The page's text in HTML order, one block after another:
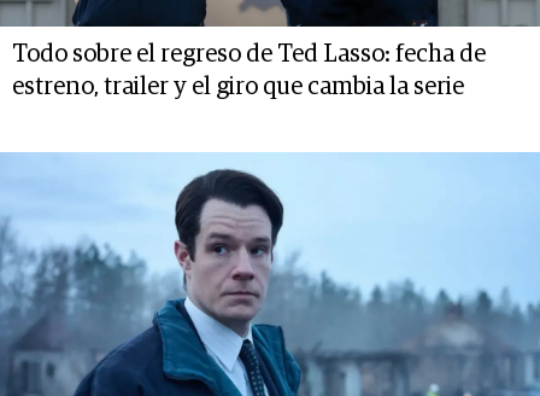
Todo sobre el regreso de Ted Lasso: fecha de
estreno, trailer y el giro que cambia la serie